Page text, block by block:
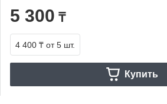
5 300 ₸
4 400 ₸ от 5 шт.
Купить